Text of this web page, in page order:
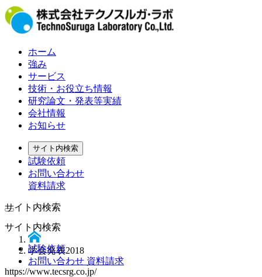
ホーム
強み
サービス
技術・お役立ち情報
研究論文・発表等実績
会社情報
お知らせ
サイト内検索
試験依頼
お問い合わせ
資料請求
サイト内検索
サイト内検索
試験依頼
お問い合わせ 資料請求
学会発表2018
https://www.tecsrg.co.jp/